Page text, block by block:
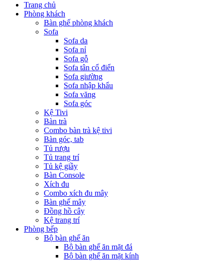
Trang chủ
Phòng khách
Bàn ghế phòng khách
Sofa
Sofa da
Sofa nỉ
Sofa gỗ
Sofa tân cổ điển
Sofa giường
Sofa nhập khẩu
Sofa văng
Sofa góc
Kệ Tivi
Bàn trà
Combo bàn trà kệ tivi
Bàn góc, tab
Tủ rượu
Tủ trang trí
Tủ kệ giầy
Bàn Console
Xích đu
Combo xích đu mây
Bàn ghế mây
Đồng hồ cây
Kệ trang trí
Phòng bếp
Bộ bàn ghế ăn
Bộ bàn ghế ăn mặt đá
Bộ bàn ghế ăn mặt kính